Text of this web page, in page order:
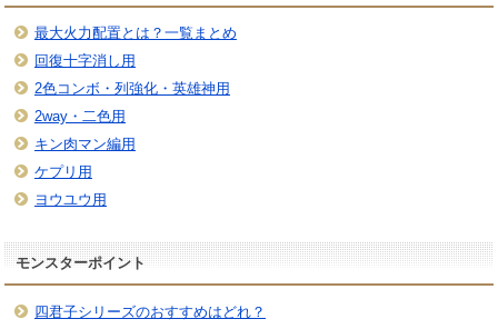
最大火力配置とは？一覧まとめ
回復十字消し用
2色コンボ・列強化・英雄神用
2way・二色用
キン肉マン編用
ケプリ用
ヨウユウ用
モンスターポイント
四君子シリーズのおすすめはどれ？